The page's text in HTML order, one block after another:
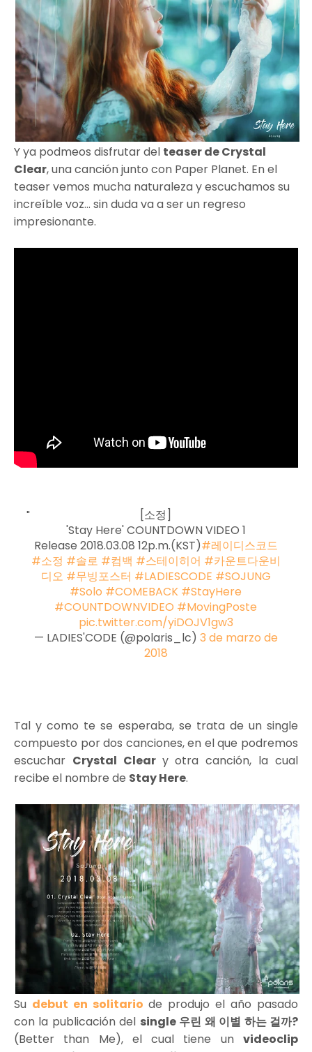
Y ya podmeos disfrutar del teaser de Crystal
Clear, una canción junto con Paper Planet. En el
teaser vemos mucha naturaleza y escuchamos su
increíble voz... sin duda va a ser un regreso
impresionante.
[소정]
'Stay Here' COUNTDOWN VIDEO 1
Release 2018.03.08 12p.m.(KST)#레이디스코드
#소정 #솔로 #컴백 #스테이히어 #카운트다운비
디오 #무빙포스터 #LADIESCODE #SOJUNG
#Solo #COMEBACK #StayHere
#COUNTDOWNVIDEO #MovingPoste
pic.twitter.com/yiDOJV1gw3
— LADIES'CODE (@polaris_lc) 3 de marzo de
2018
Tal y como te se esperaba, se trata de un single
compuesto por dos canciones, en el que podremos
escuchar Crystal Clear y otra canción, la cual
recibe el nombre de Stay Here.
Su debut en solitario de produjo el año pasado
con la publicación del single 우린 왜 이별 하는 걸까?
(Better than Me), el cual tiene un videoclip